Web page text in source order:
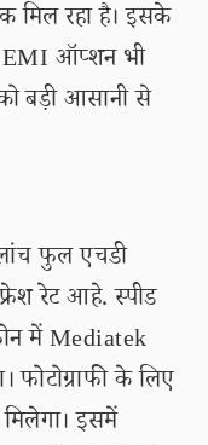
मिल रहा है। इसके
EMI ऑप्शन भी
बड़ी आसानी से
फुल एचडी
रेट आहे. स्पीड
में Mediatek
के लिए
इसमें